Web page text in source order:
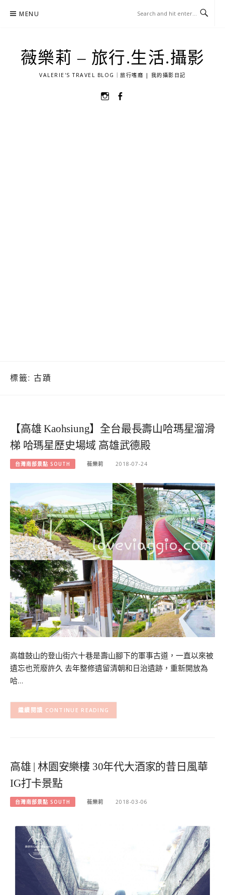
MENU
薇樂莉 – 旅行.生活.攝影
VALERIE'S TRAVEL BLOG｜旅行嗜癮 | 我的攝影日記
選
標籤: 古蹟
【高雄 Kaohsiung】全台最長壽山哈瑪星溜滑
梯 哈瑪星歷史場域 高雄武德殿
台灣南部景點 SOUTH 薇樂莉 2018-07-24
高雄鼓山的登山街六十巷是壽山腳下的軍事古道，一直以來被
遺忘也荒廢許久 去年整修遺留清朝和日治遺跡，重新開放為
哈…
CONTINUE READING
高雄 | 林園安樂樓 30年代大酒家的昔日風華
IG打卡景點
台灣南部景點 SOUTH 薇樂莉 2018-03-06